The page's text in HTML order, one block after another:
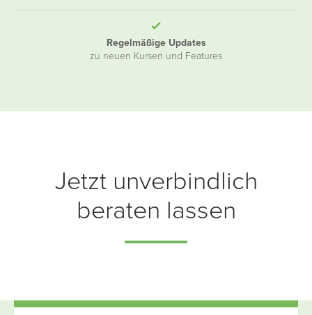
Regelmäßige Updates
zu neuen Kursen und Features
Jetzt unverbindlich
beraten lassen